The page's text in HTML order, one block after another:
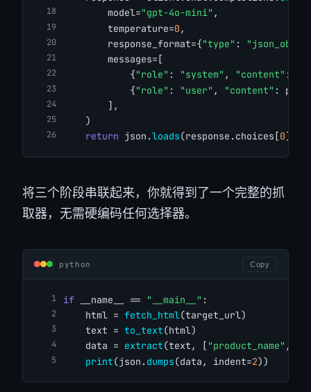
        model=
"gpt-4o-mini" ,
        temperature=
0 ,
        response_format={
"type" :
        messages=[
            {
"role" : "system" , "content" :
            {
"role" : "user" , "content" :
        ],
    )
return json.loads(response.choices[0
将三个阶段串联起来，你就得到了一个完整的抓
取器，无需硬编码任何选择器。
python Copy
if __name__ == "__main__" :
    html =
fetch_html(target_url)
    text =
to_text(html)
    data =
extract(text, [ "product_name" ,
print(json. dumps(data, indent=2))